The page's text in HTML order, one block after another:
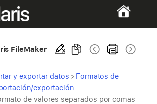
FileMaker
y exportar datos > Formatos de
exportación
de valores separados por comas